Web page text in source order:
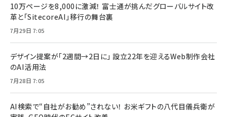
10万ページを8,000に激減！ 富士通が挑んだグローバルサイト改
革と「SitecoreAI」移行の舞台裏
7月29日 7:05
デザイン提案が「2週間→2日に」 設立22年を迎えるWeb制作会社
のAI活用法
7月28日 7:05
AI検索で“自社がお勧め”されない！ お米ギフトの八代目儀兵衛が